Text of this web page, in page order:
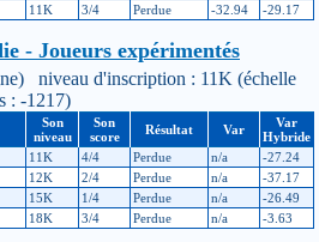
11K 3/4 Perdue -32.94 -29.17
- Joueurs expérimentés
niveau d'inscription : 11K (échelle
: -1217)
Son
niveau
Son
score
Résultat Var
Var
Hybride
11K 4/4 Perdue n/a
-27.24
12K 2/4 Perdue n/a
-37.17
15K 1/4 Perdue n/a
-26.49
18K 3/4 Perdue n/a -3.63